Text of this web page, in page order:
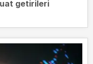
getirileri